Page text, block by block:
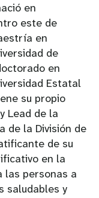
en
este de
en
de
en
Estatal
su propio
Lead de la
de la División de
de su
en la
las personas a
saludables y